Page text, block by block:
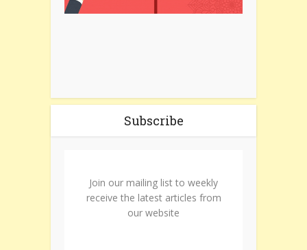
Subscribe
Join our mailing list to weekly
receive the latest articles from
our website